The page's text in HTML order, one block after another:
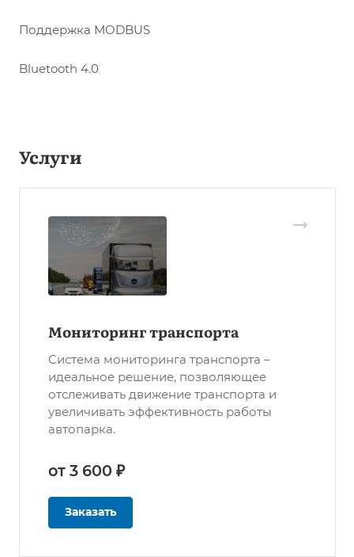
Поддержка MODBUS
Bluetooth 4.0
Услуги
Мониторинг транспорта
Система мониторинга транспорта –
идеальное решение, позволяющее
отслеживать движение транспорта и
увеличивать эффективность работы
автопарка.
от 3 600 ₽
Заказать